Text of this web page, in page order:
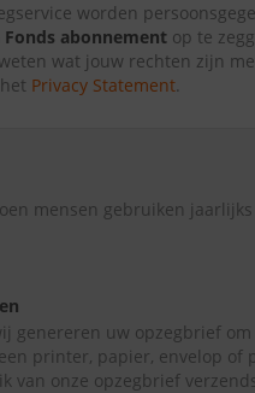
worden
Fonds abonnement op te
wat jouw rechten zijn
Privacy Statement.
mensen gebruiken
genereren uw opzegbrief
printer, papier, envelop of
van onze opzegbrief